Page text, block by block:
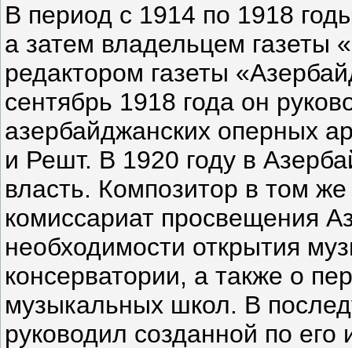
В период с 1914 по 1918
а затем владельцем газеты
редактором газеты
сентябрь 1918 года он
азербайджанских оперных
и Решт. В 1920 году в
власть. Композитор в том
комиссариат просвещения
необходимости открытия
консерватории, а также о
музыкальных школ. В
руководил созданной по